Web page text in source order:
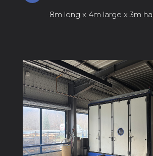
8m long x 4m large x 3m